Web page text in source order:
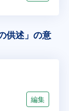
供述」の意
編集